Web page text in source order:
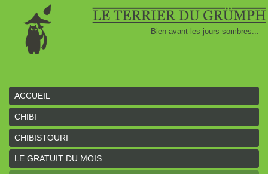
Bien avant les jours sombres...
ACCUEIL
CHIBI
CHIBISTOURI
LE GRATUIT DU MOIS